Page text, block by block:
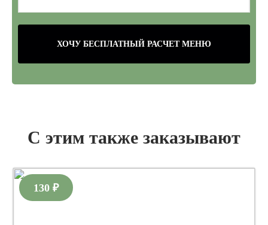
ХОЧУ БЕСПЛАТНЫЙ РАСЧЕТ МЕНЮ
С этим также заказывают
130 ₽